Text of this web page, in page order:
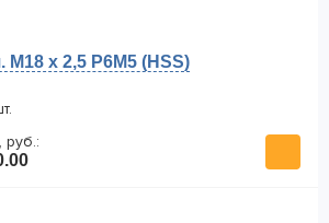
x 2,5 P6M5 (HSS)
руб.: